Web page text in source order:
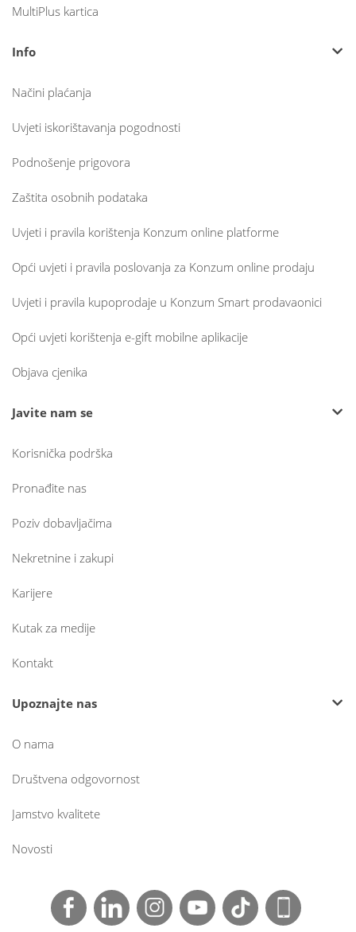
MultiPlus kartica
Info
Načini plaćanja
Uvjeti iskorištavanja pogodnosti
Podnošenje prigovora
Zaštita osobnih podataka
Uvjeti i pravila korištenja Konzum online platforme
Opći uvjeti i pravila poslovanja za Konzum online prodaju
Uvjeti i pravila kupoprodaje u Konzum Smart prodavaonici
Opći uvjeti korištenja e-gift mobilne aplikacije
Objava cjenika
Javite nam se
Korisnička podrška
Pronađite nas
Poziv dobavljačima
Nekretnine i zakupi
Karijere
Kutak za medije
Kontakt
Upoznajte nas
O nama
Društvena odgovornost
Jamstvo kvalitete
Novosti